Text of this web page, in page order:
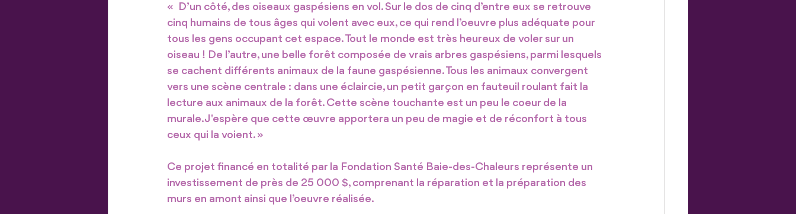
«  D’un côté, des oiseaux gaspésiens en vol. Sur le dos de cinq d’entre eux se retrouve
cinq humains de tous âges qui volent avec eux, ce qui rend l’oeuvre plus adéquate pour
tous les gens occupant cet espace. Tout le monde est très heureux de voler sur un
oiseau ! De l’autre, une belle forêt composée de vrais arbres gaspésiens, parmi lesquels
se cachent différents animaux de la faune gaspésienne. Tous les animaux convergent
vers une scène centrale : dans une éclaircie, un petit garçon en fauteuil roulant fait la
lecture aux animaux de la forêt. Cette scène touchante est un peu le coeur de la
murale. J'espère que cette œuvre apportera un peu de magie et de réconfort à tous
ceux qui la voient. »
Ce projet financé en totalité par la Fondation Santé Baie-des-Chaleurs représente un
investissement de près de 25 000 $, comprenant la réparation et la préparation des
murs en amont ainsi que l’oeuvre réalisée.